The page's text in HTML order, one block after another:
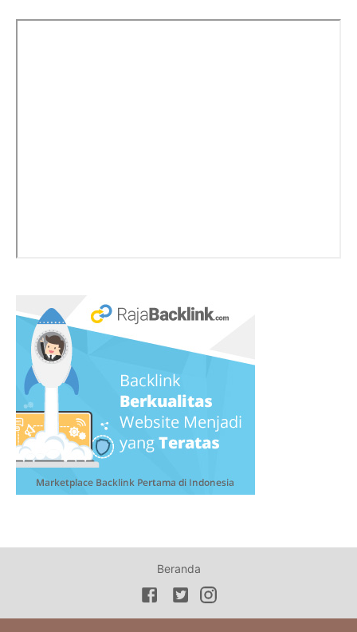
Beranda